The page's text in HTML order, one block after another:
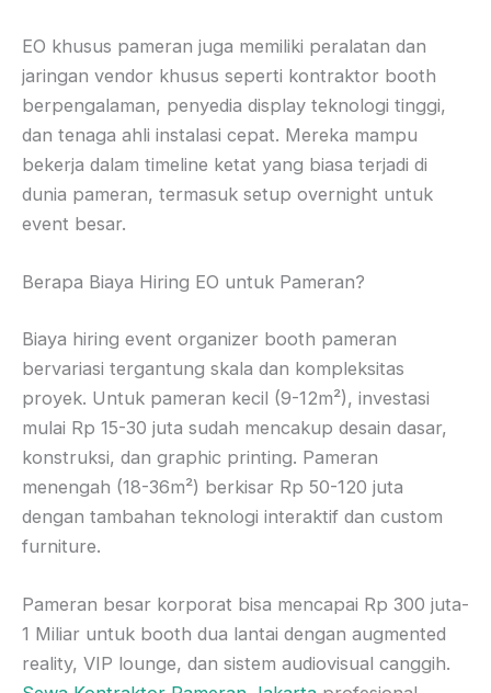
EO khusus pameran juga memiliki peralatan dan
jaringan vendor khusus seperti kontraktor booth
berpengalaman, penyedia display teknologi tinggi,
dan tenaga ahli instalasi cepat. Mereka mampu
bekerja dalam timeline ketat yang biasa terjadi di
dunia pameran, termasuk setup overnight untuk
event besar.
Berapa Biaya Hiring EO untuk Pameran?
Biaya hiring event organizer booth pameran
bervariasi tergantung skala dan kompleksitas
proyek. Untuk pameran kecil (9-12m²), investasi
mulai Rp 15-30 juta sudah mencakup desain dasar,
konstruksi, dan graphic printing. Pameran
menengah (18-36m²) berkisar Rp 50-120 juta
dengan tambahan teknologi interaktif dan custom
furniture.
Pameran besar korporat bisa mencapai Rp 300 juta-
1 Miliar untuk booth dua lantai dengan augmented
reality, VIP lounge, dan sistem audiovisual canggih.